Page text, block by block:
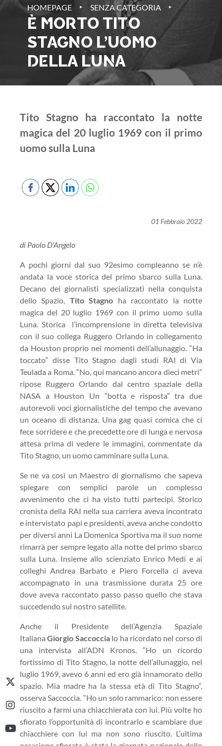
HOMEPAGE ‣ SENZA CATEGORIA ‣
È MORTO TITO
STAGNO L’UOMO
DELLA LUNA
Tito Stagno ha raccontato la notte
magica del 20 luglio 1969 con il primo
uomo sulla Luna
01 Febbraio 2022
di Paolo D'Angelo
A pochi giorni dal suo 92esimo compleanno se n’è
andata la voce storica del primo sbarco sulla Luna.
Decano dei giornalisti specializzati nella conquista
dello Spazio, Tito Stagno ha raccontato la notte
magica del 20 luglio 1969 con il primo uomo sulla
Luna. Storica l’incomprensione in diretta televisiva
con il suo collega Ruggero Orlando in collegamento
da Houston proprio nei momenti dell’allunaggio. “Ha
toccato” disse TitoStagno dagli studi RAI di Via
Teulada a Roma. “No, qui mancano ancora dieci metri”
ripose Ruggero Orlando dal centro spaziale della
NASA a Houston Un “botta e risposta” tra due
autorevoli voci giornalistiche del tempo che avevano
un oceano di distanza. Una gag quasi comica che ci
fece sorridere e che precedette ore di lunga e nervosa
attesa prima di vedere le immagini, commentate da
TitoStagno, un uomo camminare sulla Luna.
Se ne va così un Maestro di giornalismo che sapeva
spiegare con semplici parole un complesso
avvenimento che ci ha visto tutti partecipi. Storico
cronista della RAI nella sua carriera aveva incontrato
e intervistato papi e presidenti, aveva anche condotto
per diversi anni La Domenica Sportiva ma il suo nome
rimarrà per sempre legato alla notte del primo sbarco
sulla Luna. Insieme allo scienziato Enrico Medi e ai
colleghi Andrea Barbato e Piero Forcella ci aveva
accompagnato in una trasmissione durata 25 ore
dove aveva raccontato passo passo quello che stava
succedendo sul nostro satellite.
Anche il Presidente dell’Agenzia Spaziale
ItalianaGiorgio Saccoccialo ha ricordato nel corso di
una intervista all’ADN Kronos. “Ho un ricordo
fortissimo di Tito Stagno, la notte dell’allunaggio, nel
luglio 1969, avevo 6 anni ed ero già innamorato dello
spazio. Mia madre ha la stessa età di Tito Stagno“,
osserva Saccoccia. “Ho un solo rammarico: non essere
riuscito a farmi una chiacchierata con lui. Più volte ho
sfiorato l’opportunità di incontrarlo e scambiare due
chiacchiere con lui ma non sono riuscito. L’ultima